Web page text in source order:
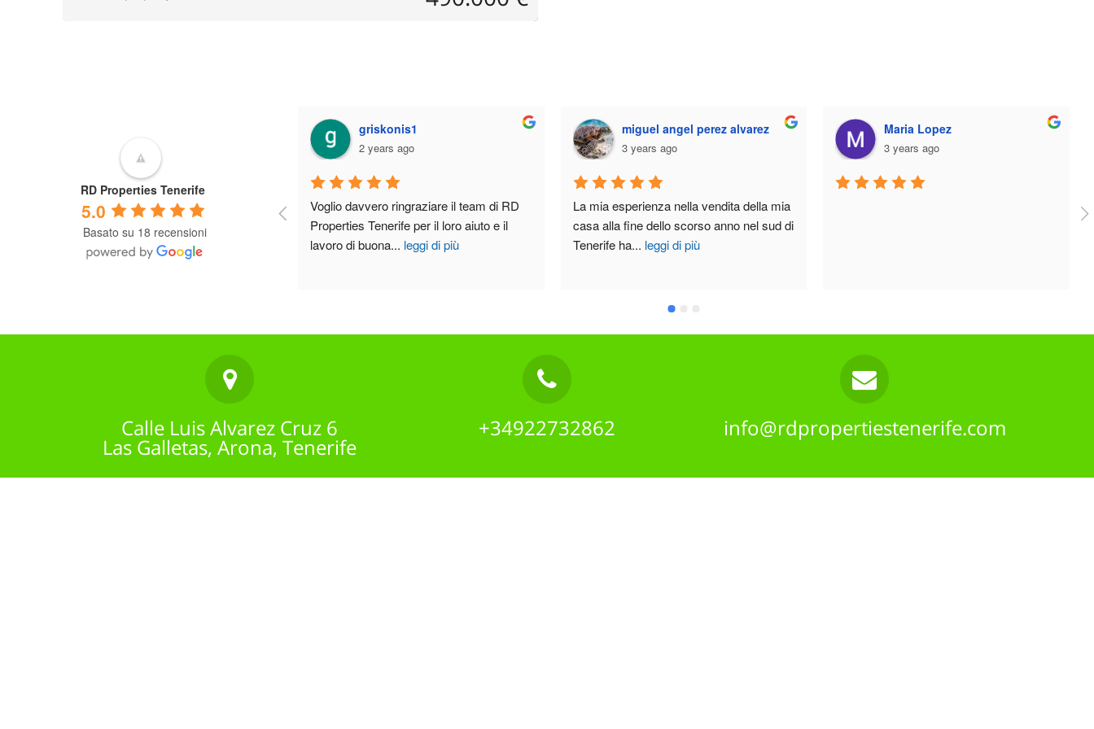
RD Properties Tenerife
5.0
Basato su 18 recensioni
Voglio davvero ringraziare il team di RD
Properties Tenerife per il loro aiuto e il
lavoro di buona
...
miguel angel perez alvarez
La mia esperienza nella vendita della mia
casa alla fine dello scorso anno nel sud di
Tenerife ha...leggi di più
Maria Lopez Sharon Bible
Questa è la migliore agenzia
del sud, il loro servizio è eccezionale,
Calle Luis Alvarez Cruz 6
Las Galletas, Arona, Tenerife
+34922732862 info@rdpropertiestenerife.com